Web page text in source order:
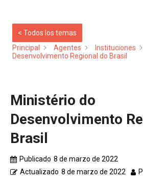
< Todos los temas
Principal
Agentes Instituciones
Desenvolvimento Regional do Brasil
Ministério do
Desenvolvimento
Brasil
Publicado 8 de marzo de 2022
Actualizado 8 de marzo de 2022